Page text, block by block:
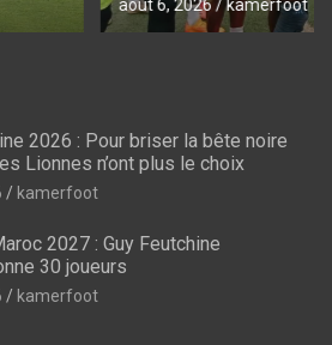
2026 : Pour briser la bête noire
Lionnes n’ont plus le choix
kamerfoot
2027 : Guy Feutchine
30 joueurs
kamerfoot